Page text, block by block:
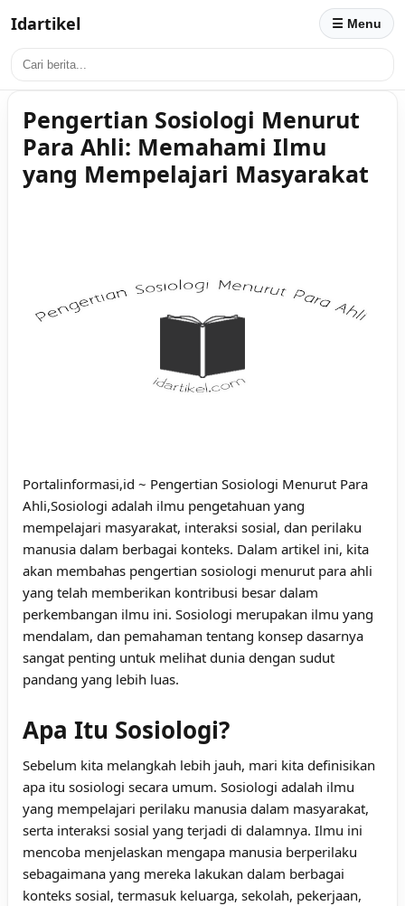
Idartikel ☰ Menu
Pengertian Sosiologi Menurut
Para Ahli: Memahami Ilmu
yang Mempelajari Masyarakat
Portalinformasi,id ~ Pengertian Sosiologi Menurut Para
Ahli,Sosiologi adalah ilmu pengetahuan yang
mempelajari masyarakat, interaksi sosial, dan perilaku
manusia dalam berbagai konteks. Dalam artikel ini, kita
akan membahas pengertian sosiologi menurut para ahli
yang telah memberikan kontribusi besar dalam
perkembangan ilmu ini. Sosiologi merupakan ilmu yang
mendalam, dan pemahaman tentang konsep dasarnya
sangat penting untuk melihat dunia dengan sudut
pandang yang lebih luas.
Apa Itu Sosiologi?
Sebelum kita melangkah lebih jauh, mari kita definisikan
apa itu sosiologi secara umum. Sosiologi adalah ilmu
yang mempelajari perilaku manusia dalam masyarakat,
serta interaksi sosial yang terjadi di dalamnya. Ilmu ini
mencoba menjelaskan mengapa manusia berperilaku
sebagaimana yang mereka lakukan dalam berbagai
konteks sosial, termasuk keluarga, sekolah, pekerjaan,